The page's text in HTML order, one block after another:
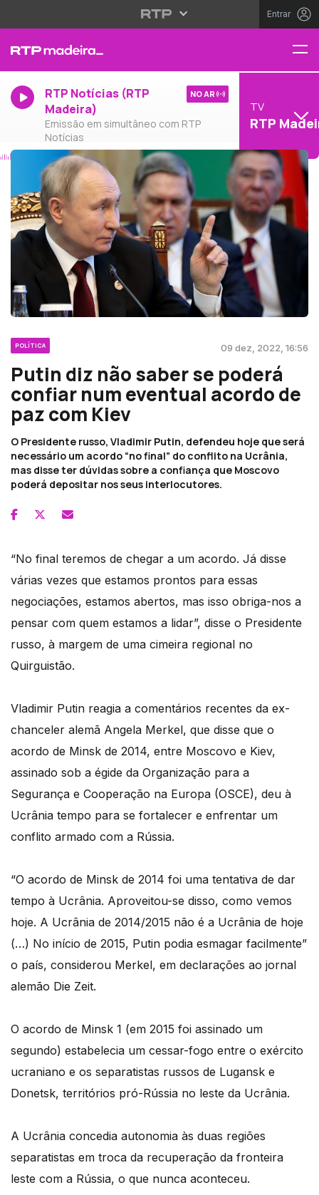
Entrar
RTP Notícias (RTP
Madeira)
Emissão em simultâneo com RTP
Notícias
NO AR
TV
RTP
POLÍTICA 09 dez, 2022, 16:56
Putin diz não saber se poderá
confiar num eventual acordo de
paz com Kiev
O Presidente russo, Vladimir Putin, defendeu hoje que será
necessário um acordo “no final” do conflito na Ucrânia,
mas disse ter dúvidas sobre a confiança que Moscovo
poderá depositar nos seus interlocutores.
“No final teremos de chegar a um acordo. Já disse
várias vezes que estamos prontos para essas
negociações, estamos abertos, mas isso obriga-nos a
pensar com quem estamos a lidar”, disse o Presidente
russo, à margem de uma cimeira regional no
Quirguistão.
Vladimir Putin reagia a comentários recentes da ex-
chanceler alemã Angela Merkel, que disse que o
acordo de Minsk de 2014, entre Moscovo e Kiev,
assinado sob a égide da Organização para a
Segurança e Cooperação na Europa (OSCE), deu à
Ucrânia tempo para se fortalecer e enfrentar um
conflito armado com a Rússia.
“O acordo de Minsk de 2014 foi uma tentativa de dar
tempo à Ucrânia. Aproveitou-se disso, como vemos
hoje. A Ucrânia de 2014/2015 não é a Ucrânia de hoje
(…) No início de 2015, Putin podia esmagar facilmente”
o país, considerou Merkel, em declarações ao jornal
alemão Die Zeit.
O acordo de Minsk 1 (em 2015 foi assinado um
segundo) estabelecia um cessar-fogo entre o exército
ucraniano e os separatistas russos de Lugansk e
Donetsk, territórios pró-Rússia no leste da Ucrânia.
A Ucrânia concedia autonomia às duas regiões
separatistas em troca da recuperação da fronteira
leste com a Rússia, o que nunca aconteceu.